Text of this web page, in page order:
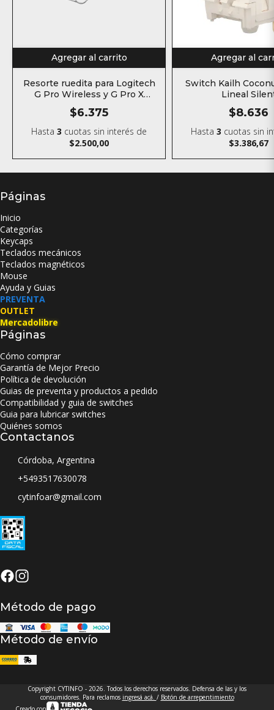
Agregar al carrito
Resorte ruedita para Logitech
G Pro Wireless y G Pro X
Superlight
$6.375
Hasta3 cuotas sin interés de
$2.500,00
Agregar al
Switch Kailh
Lineal
$8.636
Hasta3 cuotas sin
$3.386,67
Páginas
Inicio
Categorías
Keycaps
Teclados mecánicos
Teclados magnéticos
Mouse
Ayuda y Guias
PREVENTA
OUTLET
Mercadolibre
Páginas
Cómo comprar
Garantía de Mejor Precio
Política de devolución
Guias de preventa y productos a pedido
Compatibilidad y guia de switches
Guia para lubricar switches
Quiénes somos
Contactanos
Córdoba, Argentina
+5493517630078
cytinfoar@gmail.com
Método de pago
Método de envío
Copyright CYTINFO - 2026. Todos los derechos reservados. Defensa de las y los
consumidores. Para reclamos ingresá acá. / Botón de arrepentimiento